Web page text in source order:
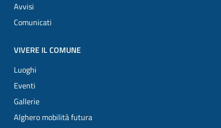
Avvisi
Comunicati
VIVERE IL COMUNE
Luoghi
Eventi
Gallerie
Alghero mobilità futura